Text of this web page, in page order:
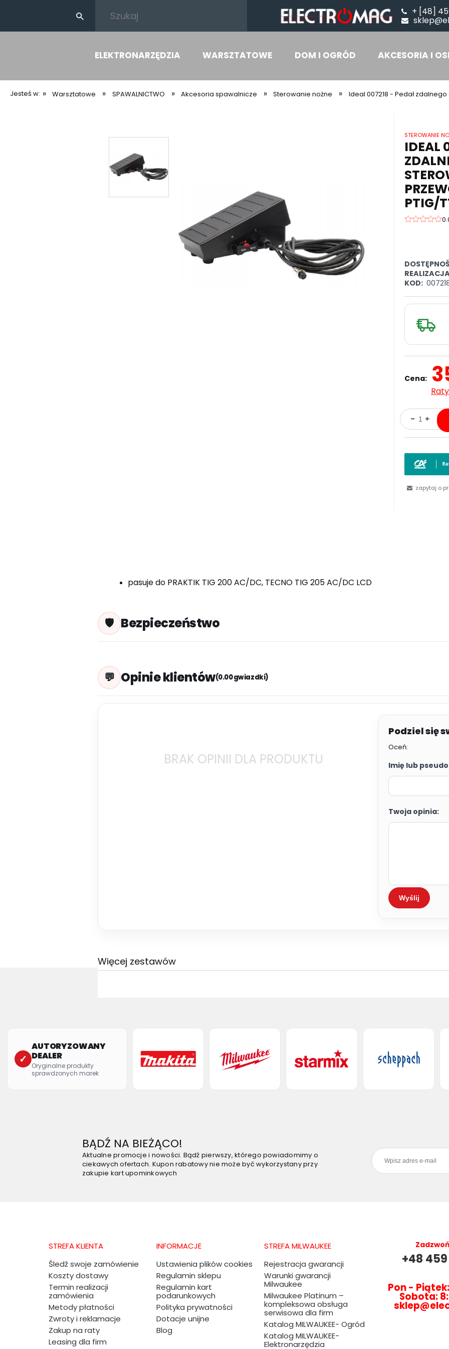
+ [48]
ELEKTRONARZĘDZIA WARSZTATOWE DOM I OGRÓD AKCESORIA I
Jesteś w: » Warsztatowe » SPAWALNICTWO » Akcesoria spawalnicze » Sterowanie nożne » Ideal 007218 - Pedał
STEROWANIE
IDEAL
PTIG/
KOD:
Cena:
zapytaj o
pasuje do PRAKTIK TIG 200 AC/DC, TECNO TIG 205 AC/DC LCD
Bezpieczeństwo
Opinie klientów(0.00 gwiazdki)
BRAK OPINII DLA PRODUKTU
Oceń:
Imię lub
Twoja opinia:
Wyślij
Więcej zestawów
✓
AUTORYZOWANY
DEALER
Oryginalne produkty
sprawdzonych marek
BĄDŹ NA BIEŻĄCO!
Aktualne promocje i nowości. Bądź pierwszy, którego powiadomimy o
ciekawych ofertach. Kupon rabatowy nie może być wykorzystany przy
zakupie kart upominkowych
STREFA KLIENTA
Śledź swoje zamówienie
Koszty dostawy
Termin realizacji
zamówienia
Metody płatności
Zwroty i reklamacje
Zakup na raty
Leasing dla firm
INFORMACJE
Ustawienia plików cookies
Regulamin sklepu
Regulamin kart
podarunkowych
Polityka prywatności
Dotacje unijne
Blog
STREFA MILWAUKEE
Rejestracja gwarancji
Warunki gwarancji
Milwaukee
Milwaukee Platinum –
kompleksowa obsługa
serwisowa dla firm
Katalog MILWAUKEE- Ogród
Katalog MILWAUKEE-
Elektronarzędzia
+48
Pon -
Sobota: